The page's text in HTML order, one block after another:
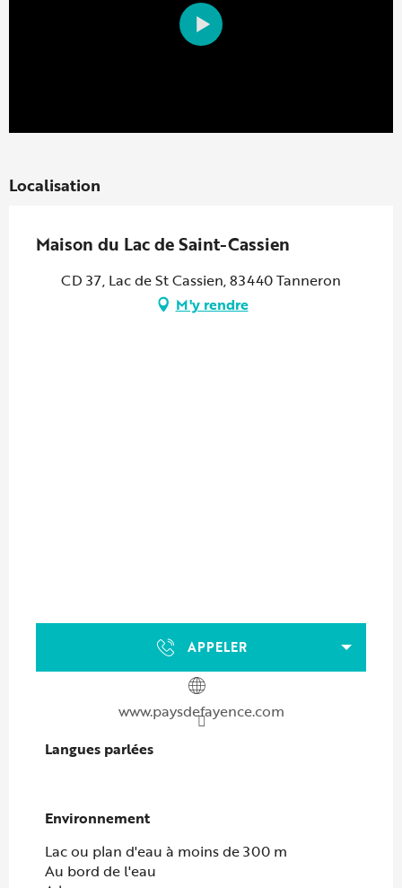
Localisation
Maison du Lac de Saint-Cassien
CD 37, Lac de St Cassien, 83440 Tanneron
M'y rendre
APPELER
www.paysdefayence.com
Langues parlées
Langues parlées
Environnement
Environnement
Lac ou plan d'eau à moins de 300 m
Au bord de l'eau